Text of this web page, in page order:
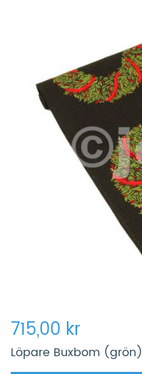
715,00 kr
Löpare Buxbom (grön)